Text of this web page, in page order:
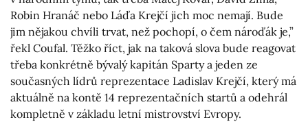
Robin Hranáč nebo Láďa Krejčí jich moc nemají. Bude
jim nějakou chvíli trvat, než pochopí, o čem nároďák je,”
řekl Coufal. Těžko říct, jak na taková slova bude reagovat
třeba konkrétně bývalý kapitán Sparty a jeden ze
současných lídrů reprezentace Ladislav Krejčí, který má
aktuálně na kontě 14 reprezentačních startů a odehrál
kompletně v základu letní mistrovství Evropy.